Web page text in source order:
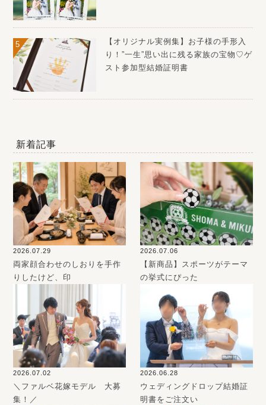
【オリジナル実例集】お子様の手形入
り！”一生”思い出に残る家族の宝物♡ゲ
スト参加型結婚証明書
新着記事
2026.07.29
両家顔合わせのしおりを手作
りしたけど、印
2026.07.06
【新商品】スポーツがテーマ
の挙式にぴった
2026.07.02
＼ファルベ花嫁モデル 大募
集！／
2026.06.28
ウェディングドロップ結婚証
明書をご注文い